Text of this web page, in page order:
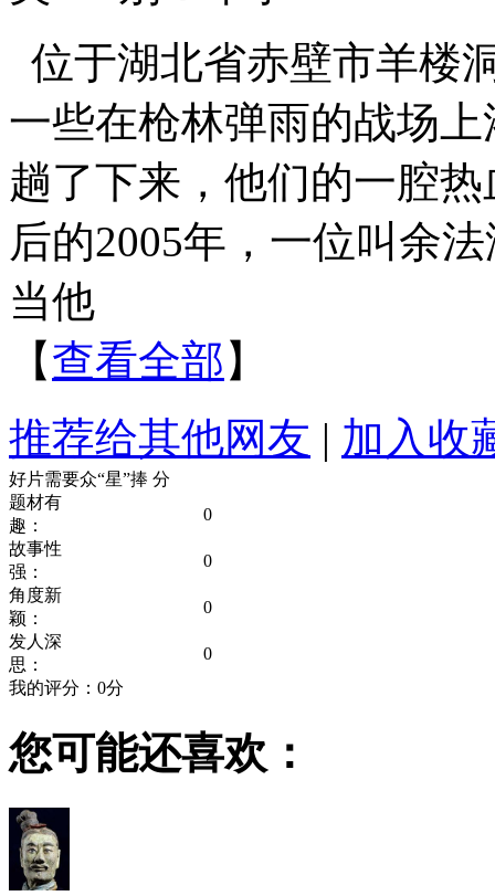
位于湖北省赤壁市羊楼
一些在枪林弹雨的战场
趟了下来，他们的一腔
后的2005年，一位叫余
当他
【查看全部 】
推荐给其他网友 | 加入收
好片需要众“星”捧 分
题材有
趣：
0
故事性
强：
0
角度新
颖：
0
发人深
思：
0
我的评分： 0分
您可能还喜欢：